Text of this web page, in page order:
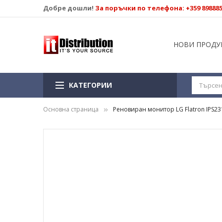
Добре дошли! За поръчки по телефона: +359
НОВИ
КАТЕГОРИИ
Основна страница Реновиран монитор LG Flatron